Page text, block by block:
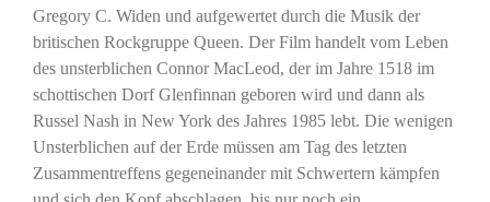
Gregory C. Widen und aufgewertet durch die Musik der
britischen Rockgruppe Queen. Der Film handelt vom Leben
des unsterblichen Connor MacLeod, der im Jahre 1518 im
schottischen Dorf Glenfinnan geboren wird und dann als
Russel Nash in New York des Jahres 1985 lebt. Die wenigen
Unsterblichen auf der Erde müssen am Tag des letzten
Zusammentreffens gegeneinander mit Schwertern kämpfen